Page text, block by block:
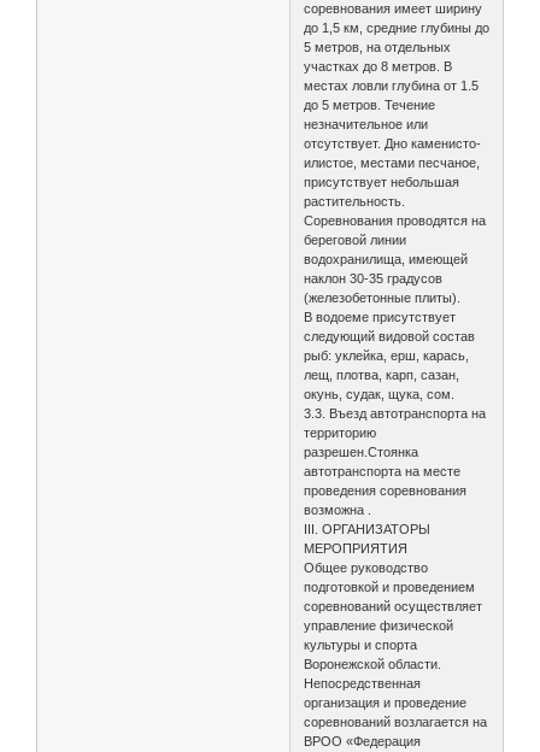
соревнования имеет ширину
до 1,5 км, средние глубины до
5 метров, на отдельных
участках до 8 метров. В
местах ловли глубина от 1.5
до 5 метров. Течение
незначительное или
отсутствует. Дно каменисто-
илистое, местами песчаное,
присутствует небольшая
растительность.
Соревнования проводятся на
береговой линии
водохранилища, имеющей
наклон 30-35 градусов
(железобетонные плиты).
В водоеме присутствует
следующий видовой состав
рыб: уклейка, ерш, карась,
лещ, плотва, карп, сазан,
окунь, судак, щука, сом.
3.3. Въезд автотранспорта на
территорию
разрешен.Стоянка
автотранспорта на месте
проведения соревнования
возможна .
III. ОРГАНИЗАТОРЫ
МЕРОПРИЯТИЯ
Общее руководство
подготовкой и проведением
соревнований осуществляет
управление физической
культуры и спорта
Воронежской области.
Непосредственная
организация и проведение
соревнований возлагается на
ВРОО «Федерация